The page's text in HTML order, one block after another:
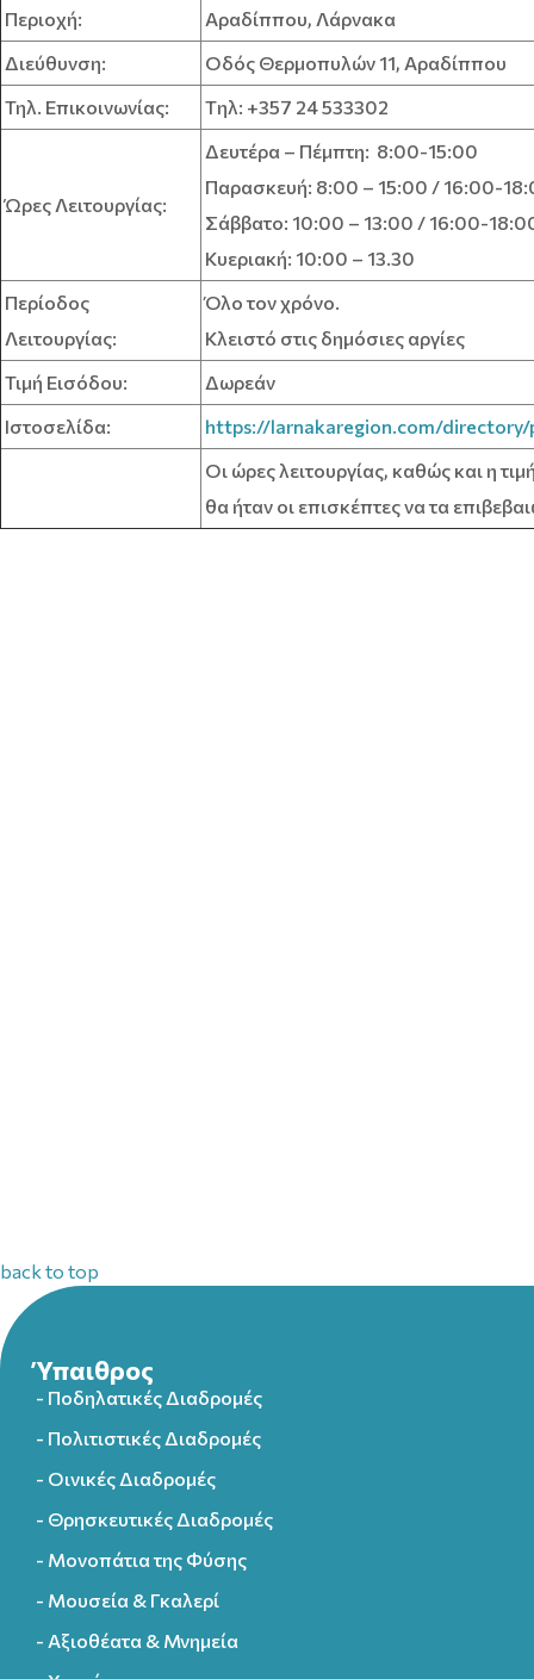
Περιοχή:
Αραδίππου, Λάρνακα
Διεύθυνση:
Οδός Θερμοπυλών 11, Αραδίππου
Τηλ. Επικοινωνίας:
Tηλ: +357 24 533302
Ώρες Λειτουργίας:
Δευτέρα – Πέμπτη: 8:00-15:00
Παρασκευή: 8:00 – 15:00 / 16:00-
Σάββατο: 10:00 – 13:00 / 16:00-
Κυεριακή: 10:00 – 13.30
Περίοδος
Λειτουργίας:
Όλο τον χρόνο.
Κλειστό στις δημόσιες αργίες
Τιμή Εισόδου:
Δωρεάν
Ιστοσελίδα:
https://larnakaregion.com/
Οι ώρες λειτουργίας, καθώς και η
θα ήταν οι επισκέπτες να τα
back to top
Ύπαιθρος
- Ποδηλατικές Διαδρομές
- Πολιτιστικές Διαδρομές
- Οινικές Διαδρομές
- Θρησκευτικές Διαδρομές
- Μονοπάτια της Φύσης
- Μουσεία & Γκαλερί
- Αξιοθέατα & Μνημεία